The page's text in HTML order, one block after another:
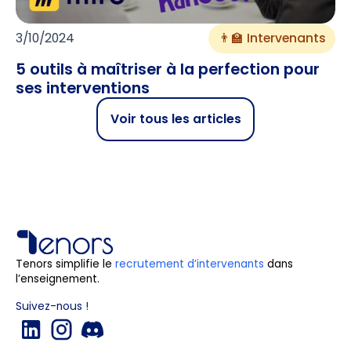
3/10/2024 👨‍🏫 Intervenants
5 outils à maîtriser à la perfection pour
ses interventions
Voir tous les articles
Tenors simplifie le recrutement d’intervenants dans
l’enseignement.
Suivez-nous !